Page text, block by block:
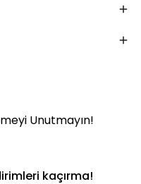
Unutmayın!
kaçırma!